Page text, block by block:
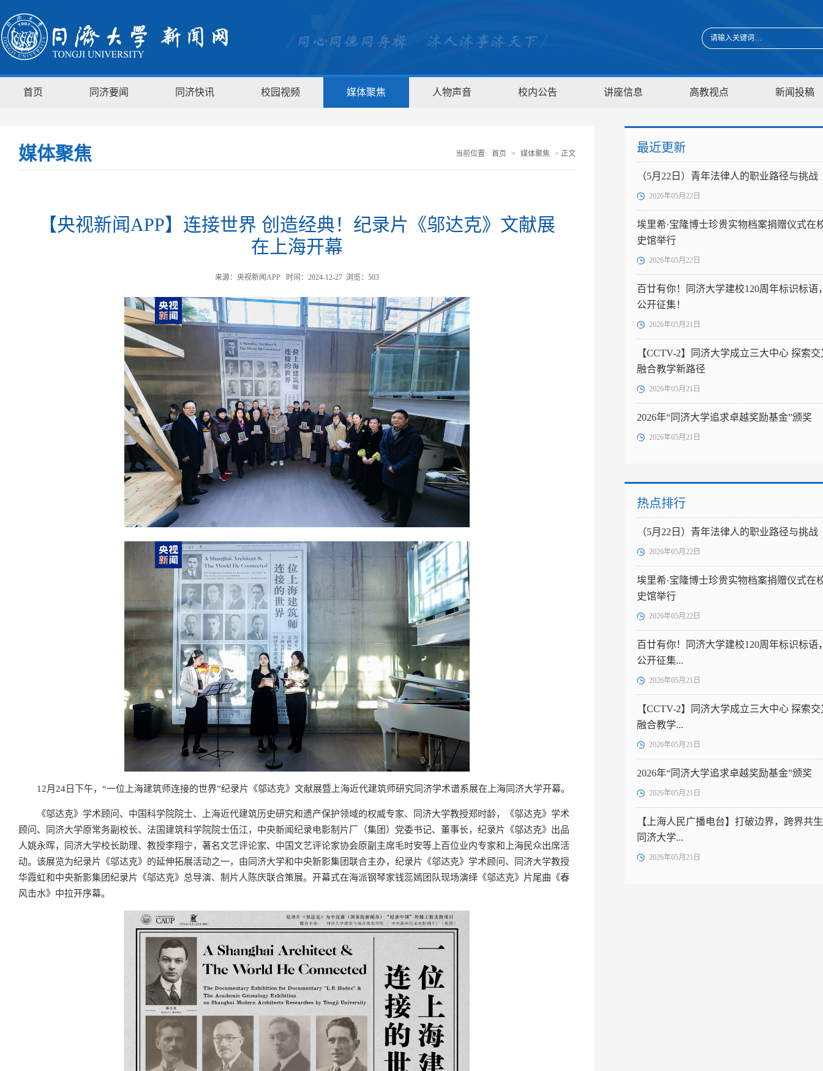
首页 同济要闻 同济快讯 校园视频 媒体聚焦 人物声音 校内公告 讲座信息 高教视点 新闻投稿
媒体聚焦 当前位置: 首页 > 媒体聚焦 > 正文
【央视新闻APP】连接世界 创造经典！纪录片《邬达克》文献展
在上海开幕
来源：央视新闻APP 时间：2024-12-27 浏览： 503
12月24日下午，“一位上海建筑师连接的世界”纪录片《邬达克》文献展暨上海近代建筑师研究同济学术谱系展在上海同济大学开幕。
《邬达克》学术顾问、中国科学院院士、上海近代建筑历史研究和遗产保护领域的权威专家、同济大学教授郑时龄，《邬达克》学术
顾问、同济大学原常务副校长、法国建筑科学院院士伍江，中央新闻纪录电影制片厂（集团）党委书记、董事长，纪录片《邬达克》出品
人姚永晖，同济大学校长助理、教授李翔宁，著名文艺评论家、中国文艺评论家协会原副主席毛时安等上百位业内专家和上海民众出席活
动。该展览为纪录片《邬达克》的延伸拓展活动之一，由同济大学和中央新影集团联合主办，纪录片《邬达克》学术顾问、同济大学教授
华霞虹和中央新影集团纪录片《邬达克》总导演、制片人陈庆联合策展。开幕式在海派钢琴家钱蕊嫣团队现场演绎《邬达克》片尾曲《春
风击水》中拉开序幕。
最近更新
（5月22日）青年法律人的职业路径与挑战
2026年05月22日
埃里希·宝隆博士珍贵实物档案捐赠仪式在
史馆举行
2026年05月22日
百廿有你！同济大学建校120周年标识标语
公开征集！
2026年05月21日
【CCTV-2】同济大学成立三大中心 探索交
融合教学新路径
2026年05月21日
2026年“同济大学追求卓越奖励基金”颁奖
2026年05月21日
热点排行
（5月22日）青年法律人的职业路径与挑战
2026年05月22日
埃里希·宝隆博士珍贵实物档案捐赠仪式在
史馆举行
2026年05月22日
百廿有你！同济大学建校120周年标识标语
公开征集...
2026年05月21日
【CCTV-2】同济大学成立三大中心 探索交
融合教学...
2026年05月21日
2026年“同济大学追求卓越奖励基金”颁奖
2026年05月21日
【上海人民广播电台】打破边界，跨界共生
同济大学...
2026年05月21日